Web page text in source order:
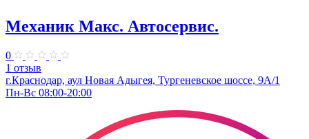
Механик Макс. Автосервис.
0
1 отзыв
г.Краснодар, аул Новая Адыгея, Тургеневское шоссе, 9А/1
Пн-Вс 08:00-20:00